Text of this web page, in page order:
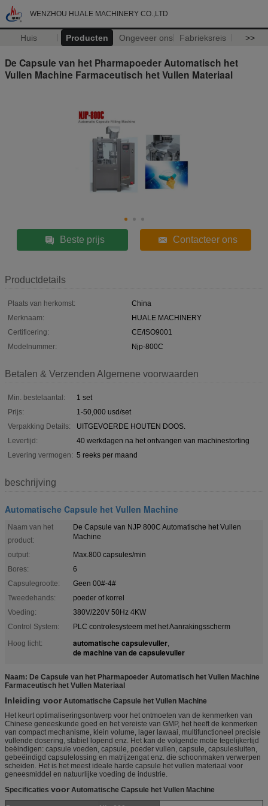
WENZHOU HUALE MACHINERY CO.,LTD
Huis Producten Ongeveer ons Fabrieksreis >>
De Capsule van het Pharmapoeder Automatisch het
Vullen Machine Farmaceutisch het Vullen Materiaal
Beste prijs Contacteer ons
Productdetails
Plaats van herkomst:
China
Merknaam:
HUALE MACHINERY
Certificering:
CE/ISO9001
Modelnummer:
Njp-800C
Betalen & Verzenden Algemene voorwaarden
Min. bestelaantal:
1 set
Prijs:
1-50,000 usd/set
Verpakking Details:
UITGEVOERDE HOUTEN DOOS.
Levertijd:
40 werkdagen na het ontvangen van machinestorting
Levering vermogen: 5 reeks per maand
beschrijving
Automatische Capsule het Vullen Machine
Naam van het
product:
De Capsule van NJP 800C Automatische het Vullen
Machine
output:
Max.800 capsules/min
Bores:
6
Capsulegrootte:
Geen 00#-4#
Tweedehands:
poeder of korrel
Voeding:
380V/220V 50Hz 4KW
Control System:
PLC controlesysteem met het Aanrakingsscherm
Hoog licht:
automatische capsulevuller,
de machine van de capsulevuller
Naam: De Capsule van het Pharmapoeder Automatisch het Vullen Machine
Farmaceutisch het Vullen Materiaal
Inleiding voor Automatische Capsule het Vullen Machine
Het keurt optimaliseringsontwerp voor het ontmoeten van de kenmerken van
Chinese geneeskunde goed en het vereiste van GMP, het heeft de kenmerken
van compact mechanisme, klein volume, lager lawaai, multifunctioneel precisie
vullende dosering, stabiel lopend enz. Het kan de volgende motie tegelijkertijd
beëindigen: capsule voeden, capsule, poeder vullen, capsule, capsulesluiten,
gebeëindigd capsulelossing en matrijzengat enz. die schoonmaken verwerpen
scheiden. Het is het meest ideale harde capsule het vullen materiaal voor
geneesmiddel en natuurlijke voeding de industrie.
Specificaties voor Automatische Capsule het Vullen Machine